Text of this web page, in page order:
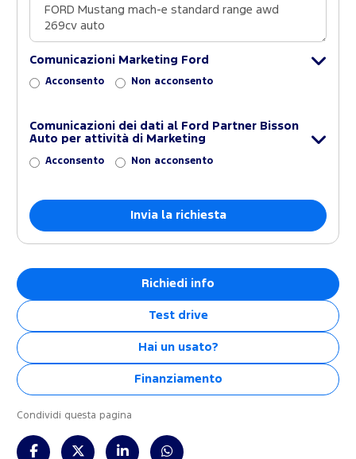
Comunicazioni Marketing Ford
Acconsento Non acconsento
Comunicazioni dei dati al Ford Partner Bisson
Auto per attività di Marketing
Acconsento Non acconsento
Richiedi info
Test drive
Hai un usato?
Finanziamento
Condividi questa pagina